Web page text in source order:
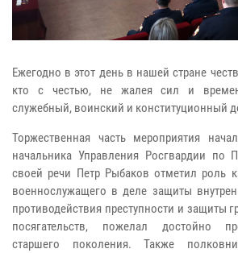
Ежегодно в этот день в нашей стране
кто с честью, не жалея сил и
служебный, воинский и конституционный
Торжественная часть мероприятия
начальника Управления Росгвардии по
своей речи Петр Рыбаков отметил роль
военнослужащего в деле защиты
противодействия преступности и защиты
посягательств, пожелал достойно
старшего поколения. Также